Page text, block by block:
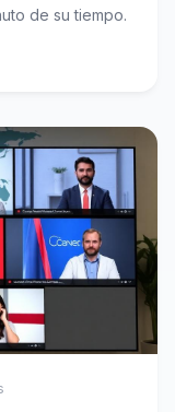
de su tiempo.